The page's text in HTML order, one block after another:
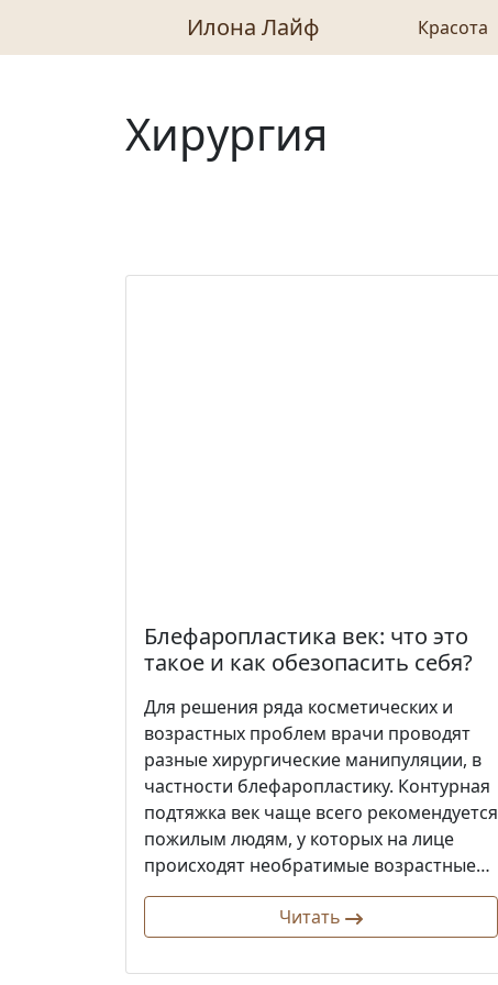
Илона Лайф Красота
Хирургия
Блефаропластика век: что это
такое и как обезопасить себя?
Для решения ряда косметических и
возрастных проблем врачи проводят
разные хирургические манипуляции, в
частности блефаропластику. Контурная
подтяжка век чаще всего рекомендуется
пожилым людям, у которых на лице
происходят необратимые возрастные…
Читать